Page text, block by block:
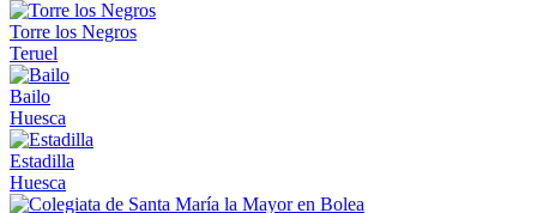
Torre los Negros
Teruel
Bailo
Huesca
Estadilla
Huesca